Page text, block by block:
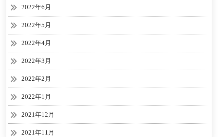
2022年6月
2022年5月
2022年4月
2022年3月
2022年2月
2022年1月
2021年12月
2021年11月